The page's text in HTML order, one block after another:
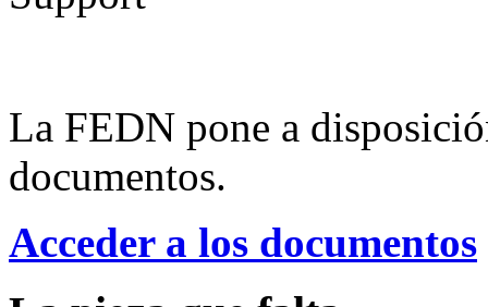
La FEDN pone a
documentos.
Acceder a los documentos